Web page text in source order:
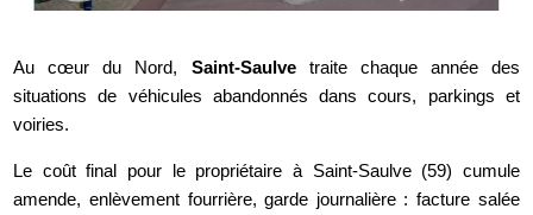
Au cœur du Nord, Saint-Saulvetraite chaque année des
situations de véhicules abandonnés dans cours, parkings et
voiries.
Le coût final pour le propriétaire à Saint-Saulve (59) cumule
amende, enlèvement fourrière, garde journalière : facture salée